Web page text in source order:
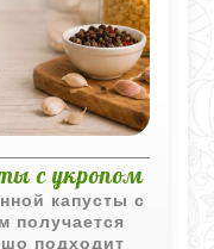
с укропом
капусты с
получается
подходит